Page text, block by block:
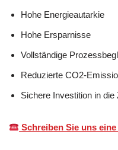
Hohe Energieautarkie
Hohe Ersparnisse
Vollständige
Reduzierte CO2-
Sichere Investition in die
Schreiben Sie uns